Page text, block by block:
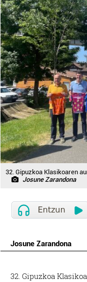
32. Gipuzkoa Klasikoaren
Josune Zarandona
Josune Zarandona
32. Gipuzkoa